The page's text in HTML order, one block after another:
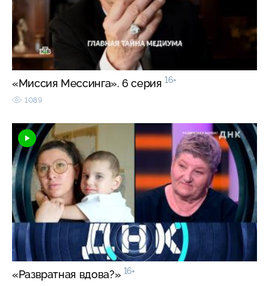
«Миссия Мессинга». 6 серия 16+
1089
«Развратная вдова?» 16+